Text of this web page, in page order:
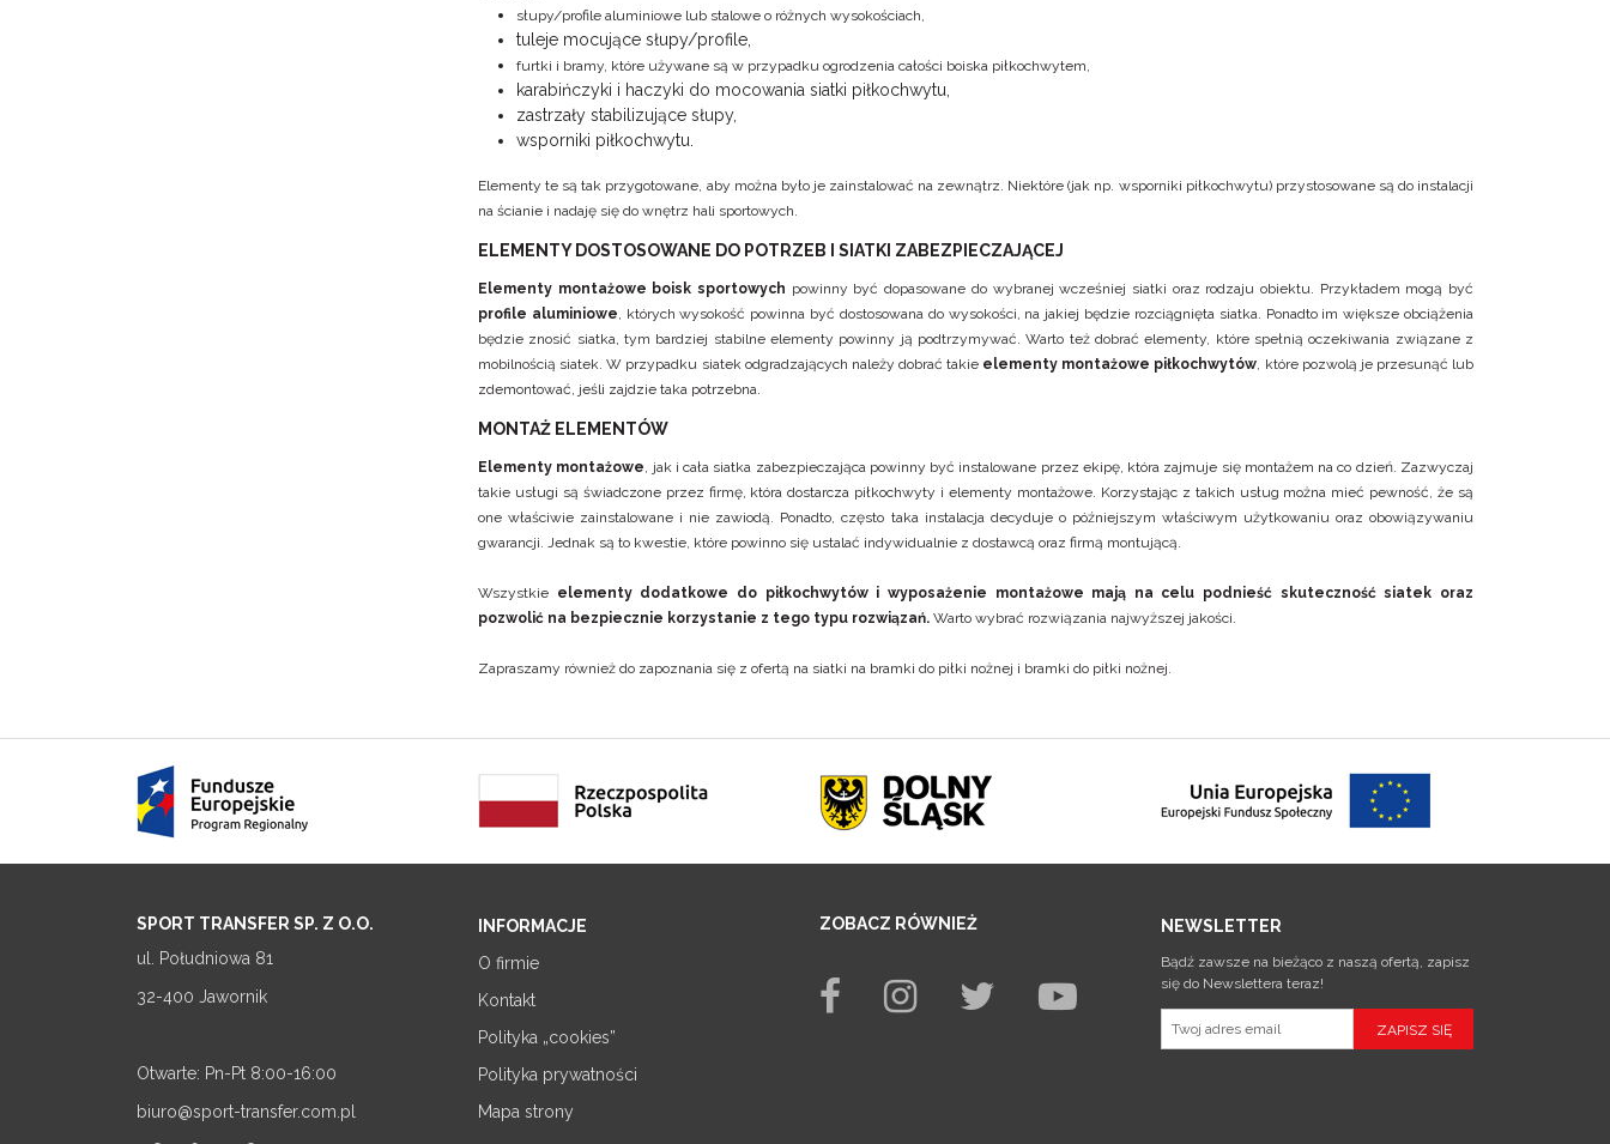
słupy/profile aluminiowe lub stalowe o różnych wysokościach,
tuleje mocujące słupy/profile,
furtki i bramy , które używane są w przypadku ogrodzenia całości boiska piłkochwytem,
karabińczyki i haczyki do mocowania siatki piłkochwytu,
zastrzały stabilizujące słupy,
wsporniki piłkochwytu.
Elementy te są tak przygotowane, aby można było je zainstalować na zewnątrz. Niektóre (jak np. wsporniki piłkochwytu) przystosowane są do instalacji
na ścianie i nadaję się do wnętrz hali sportowych.
ELEMENTY DOSTOSOWANE DO POTRZEB I SIATKI ZABEZPIECZAJĄCEJ
Elementy montażowe boisk sportowych powinny być dopasowane do wybranej wcześniej siatki oraz rodzaju obiektu. Przykładem mogą być
profile aluminiowe , których wysokość powinna być dostosowana do wysokości, na jakiej będzie rozciągnięta siatka. Ponadto im większe obciążenia
będzie znosić siatka, tym bardziej stabilne elementy powinny ją podtrzymywać. Warto też dobrać elementy, które spełnią oczekiwania związane z
mobilnością siatek. W przypadku siatek odgradzających należy dobrać takie elementy montażowe piłkochwytów , które pozwolą je przesunąć lub
zdemontować, jeśli zajdzie taka potrzebna.
MONTAŻ ELEMENTÓW
Elementy montażowe , jak i cała siatka zabezpieczająca powinny być instalowane przez ekipę, która zajmuje się montażem na co dzień. Zazwyczaj
takie usługi są świadczone przez firmę, która dostarcza piłkochwyty i elementy montażowe. Korzystając z takich usług można mieć pewność, że są
one właściwie zainstalowane i nie zawiodą. Ponadto, często taka instalacja decyduje o późniejszym właściwym użytkowaniu oraz obowiązywaniu
gwarancji. Jednak są to kwestie, które powinno się ustalać indywidualnie z dostawcą oraz firmą montującą.
Wszystkie elementy dodatkowe do piłkochwytów i wyposażenie montażowe mają na celu podnieść skuteczność siatek oraz
pozwolić na bezpiecznie korzystanie z tego typu rozwiązań. Warto wybrać rozwiązania najwyższej jakości.
Zapraszamy również do zapoznania się z ofertą na siatki na bramki do piłki nożnej i bramki do piłki nożnej
SPORT TRANSFER SP. Z O.O.
ul. Południowa 81
32-400 Jawornik
Otwarte: Pn-Pt 8:00-16:00
biuro@sport-transfer.com.pl
INFORMACJE
O firmie
Kontakt
Polityka „cookies”
Polityka prywatności
Mapa strony
ZOBACZ RÓWNIEŻ NEWSLETTER
Bądź zawsze na bieżąco z naszą ofertą, zapisz
się do Newslettera teraz!